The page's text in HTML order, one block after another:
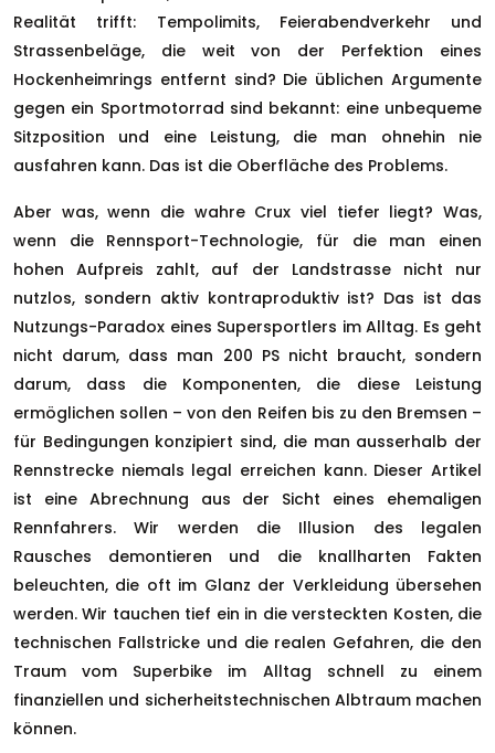
Realität trifft: Tempolimits, Feierabendverkehr und
Strassenbeläge, die weit von der Perfektion eines
Hockenheimrings entfernt sind? Die üblichen Argumente
gegen ein Sportmotorrad sind bekannt: eine unbequeme
Sitzposition und eine Leistung, die man ohnehin nie
ausfahren kann. Das ist die Oberfläche des Problems.
Aber was, wenn die wahre Crux viel tiefer liegt? Was,
wenn die Rennsport-Technologie, für die man einen
hohen Aufpreis zahlt, auf der Landstrasse nicht nur
nutzlos, sondern aktiv kontraproduktiv ist? Das ist das
Nutzungs-Paradox eines Supersportlers im Alltag. Es geht
nicht darum, dass man 200 PS nicht braucht, sondern
darum, dass die Komponenten, die diese Leistung
ermöglichen sollen – von den Reifen bis zu den Bremsen –
für Bedingungen konzipiert sind, die man ausserhalb der
Rennstrecke niemals legal erreichen kann. Dieser Artikel
ist eine Abrechnung aus der Sicht eines ehemaligen
Rennfahrers. Wir werden die Illusion des legalen
Rausches demontieren und die knallharten Fakten
beleuchten, die oft im Glanz der Verkleidung übersehen
werden. Wir tauchen tief ein in die versteckten Kosten, die
technischen Fallstricke und die realen Gefahren, die den
Traum vom Superbike im Alltag schnell zu einem
finanziellen und sicherheitstechnischen Albtraum machen
können.